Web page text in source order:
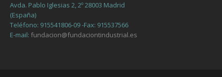
Avda. Pablo Iglesias 2, 2º 28003 Madrid
(España)
Teléfono: 915541806-09 -Fax: 915537566
E-mail: fundacion@fundaciontindustrial.es